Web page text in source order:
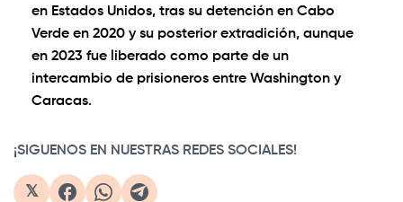
en Estados Unidos, tras su detención en Cabo
Verde en 2020 y su posterior extradición, aunque
en 2023 fue liberado como parte de un
intercambio de prisioneros entre Washington y
Caracas.
¡SIGUENOS EN NUESTRAS REDES SOCIALES!
𝕏